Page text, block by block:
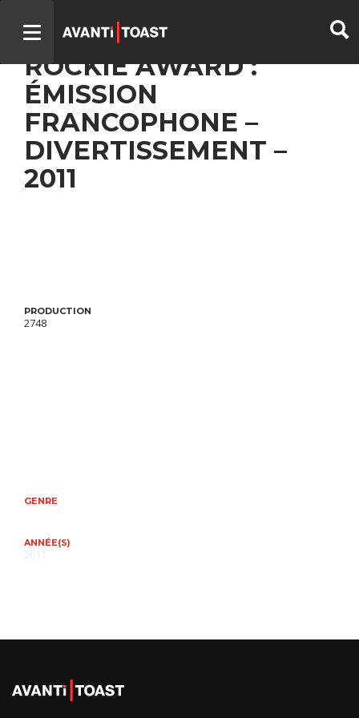
UN GARS LE SOIR –
ROCKIE AWARD :
ÉMISSION
FRANCOPHONE –
DIVERTISSEMENT –
2011
PRODUCTION
2748
GENRE
ANNÉE(S)